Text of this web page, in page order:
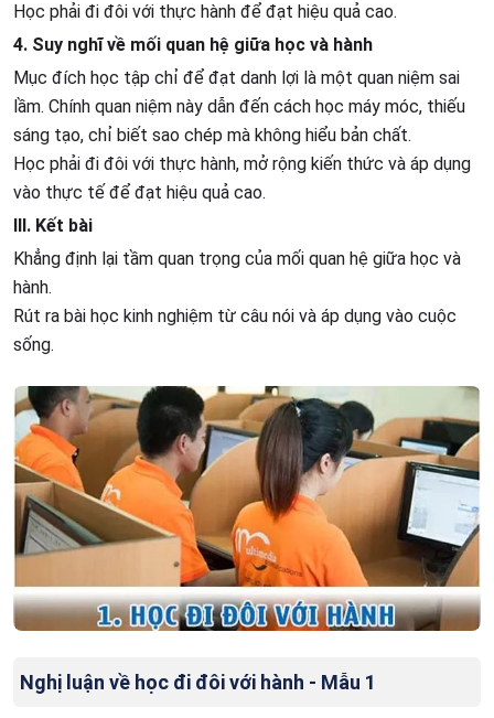
Học phải đi đôi với thực hành để đạt hiệu quả cao.
4. Suy nghĩ về mối quan hệ giữa học và hành
Mục đích học tập chỉ để đạt danh lợi là một quan niệm sai
lầm. Chính quan niệm này dẫn đến cách học máy móc, thiếu
sáng tạo, chỉ biết sao chép mà không hiểu bản chất.
Học phải đi đôi với thực hành, mở rộng kiến thức và áp dụng
vào thực tế để đạt hiệu quả cao.
III. Kết bài
Khẳng định lại tầm quan trọng của mối quan hệ giữa học và
hành.
Rút ra bài học kinh nghiệm từ câu nói và áp dụng vào cuộc
sống.
Nghị luận về học đi đôi với hành - Mẫu 1